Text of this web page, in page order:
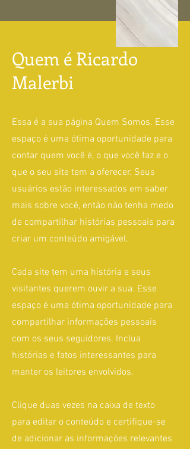
Quem é Ricardo
Malerbi
Essa é a sua página Quem Somos. Esse
espaço é uma ótima oportunidade para
contar quem você é, o que você faz e o
que o seu site tem a oferecer. Seus
usuários estão interessados em saber
mais sobre você, então não tenha medo
de compartilhar histórias pessoais para
criar um conteúdo amigável.
Cada site tem uma história e seus
visitantes querem ouvir a sua. Esse
espaço é uma ótima oportunidade para
compartilhar informações pessoais
com os seus seguidores. Inclua
histórias e fatos interessantes para
manter os leitores envolvidos.
Clique duas vezes na caixa de texto
para editar o conteúdo e certifique-se
de adicionar as informações relevantes